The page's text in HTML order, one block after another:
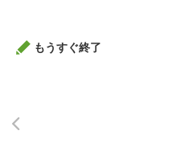
もうすぐ終了